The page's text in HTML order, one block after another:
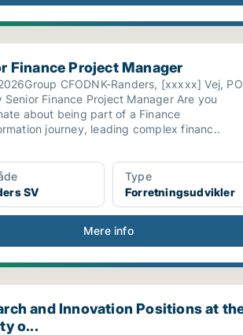
Project Manager
Finance Project Manager
CFODNK-Randers, [xxxxx] Vej,
Senior Finance Project Manager Are you
about being part of a Finance
journey, leading complex financ..
SV
Type
Forretningsudvikler
Mere info
and Innovation Positions at the Faculty
and Innovation Positions at
o...